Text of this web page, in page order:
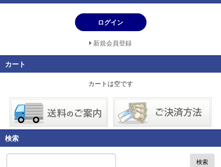
ログイン
新規会員登録
カート
カートは空です
検索
検索